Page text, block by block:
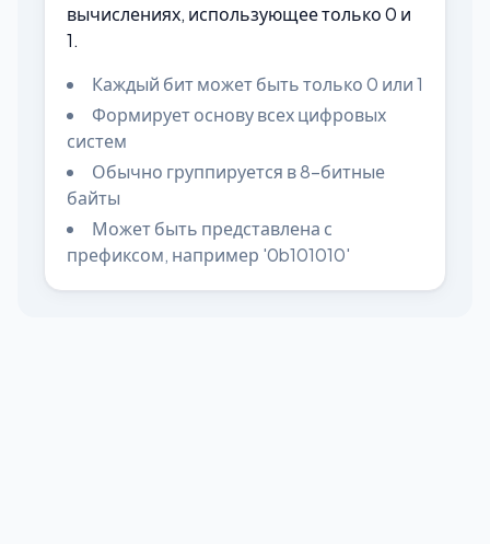
вычислениях, использующее только 0 и
1.
Каждый бит может быть только 0 или 1
Формирует основу всех цифровых
систем
Обычно группируется в 8-битные
байты
Может быть представлена с
префиксом, например '0b101010'